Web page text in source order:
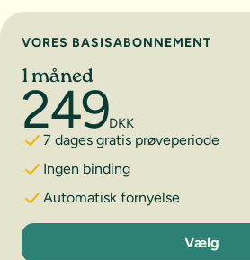
Vælg abonnement
VORES BASISABONNEMENT
1 måned
249DKK
7 dages gratis prøveperiode
Ingen binding
Automatisk fornyelse
1 måned
Vælg